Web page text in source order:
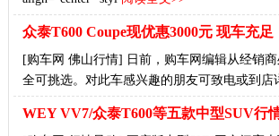
众泰T600 Coupe现优惠3000元 现车充足
[购车网 佛山行情] 日前，购车网编辑从经销
全可挑选。对此车感兴趣的朋友可致电或到店
WEY VV7/众泰T600等五款中型SUV行